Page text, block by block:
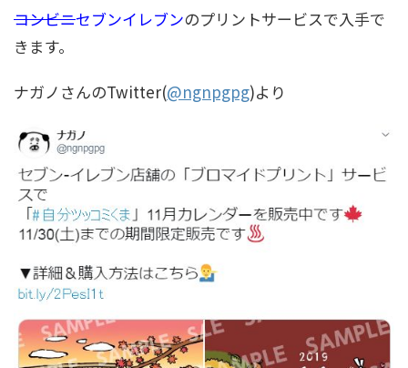
コンビニセブンイレブンのプリントサービスで入手で
きます。
ナガノさんのTwitter(@ngnpgpg)より